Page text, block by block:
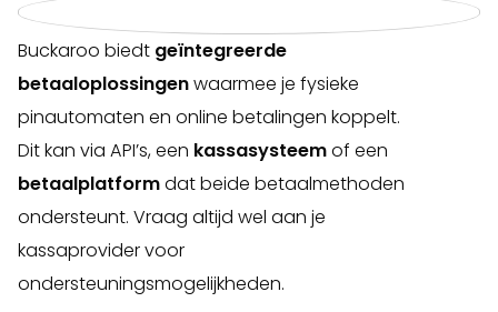
Buckaroo biedt geïntegreerde
betaaloplossingenwaarmee je fysieke
pinautomaten en online betalingen koppelt.
Dit kan via API’s, een kassasysteemof een
betaalplatformdat beide betaalmethoden
ondersteunt. Vraag altijd wel aan je
kassaprovider voor
ondersteuningsmogelijkheden.